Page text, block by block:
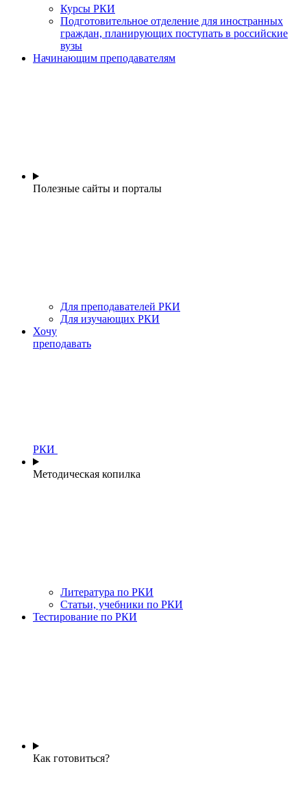
Курсы РКИ
Подготовительное отделение для иностранных
граждан, планирующих поступать в российские
вузы
Начинающим преподавателям
Полезные сайты и порталы
Для преподавателей РКИ
Для изучающих РКИ
Хочу
преподавать
РКИ
Методическая копилка
Литература по РКИ
Статьи, учебники по РКИ
Тестирование по РКИ
Как готовиться?